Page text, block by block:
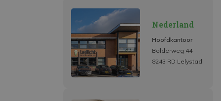
Nederland
Hoofdkantoor
Bolderweg 44
8243 RD Lelystad